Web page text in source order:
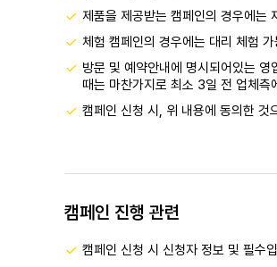
제품을 제공받는 캠페인의 경우에는
체험 캠페인의 경우에는 대리 체험
방문 및 예약안내에 명시되어있는
때는 마찬가지로 최소 3일 전 업체
캠페인 신청 시, 위 내용에 동의한 것
캠페인 진행 관련
캠페인 신청 시 신청자 정보 및 필수